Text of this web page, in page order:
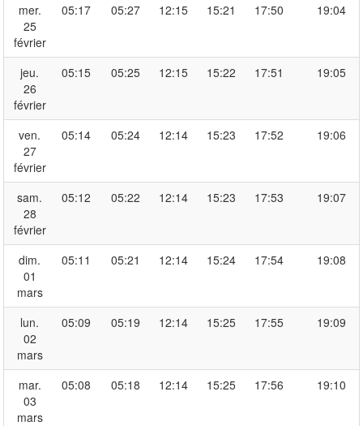
mer.
25
février
05:17 05:27 12:15 15:21 17:50 19:04
jeu.
26
février
05:15 05:25 12:15 15:22 17:51 19:05
ven.
27
février
05:14 05:24 12:14 15:23 17:52 19:06
sam.
28
février
05:12 05:22 12:14 15:23 17:53 19:07
dim.
01
mars
05:11 05:21 12:14 15:24 17:54 19:08
lun.
02
mars
05:09 05:19 12:14 15:25 17:55 19:09
mar.
03
mars
05:08 05:18 12:14 15:25 17:56 19:10